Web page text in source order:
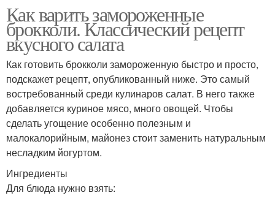
Как варить замороженные
брокколи. Классический рецепт
вкусного салата
Как готовить брокколи замороженную быстро и просто,
подскажет рецепт, опубликованный ниже. Это самый
востребованный среди кулинаров салат. В него также
добавляется куриное мясо, много овощей. Чтобы
сделать угощение особенно полезным и
малокалорийным, майонез стоит заменить натуральным
несладким йогуртом.
Ингредиенты
Для блюда нужно взять: